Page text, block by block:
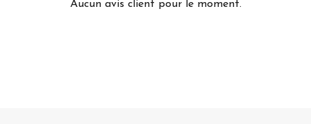
Aucun avis client pour le moment.